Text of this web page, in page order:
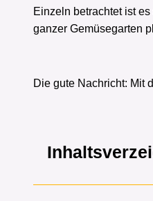
Einzeln betrachtet ist
ganzer Gemüsegarten
Die gute Nachricht: Mit